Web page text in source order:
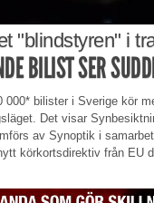
"blindstyren" i
BILIST SER
000* bilister i Sverige kör
Det visar
av Synoptik i
körkortsdirektiv från EU